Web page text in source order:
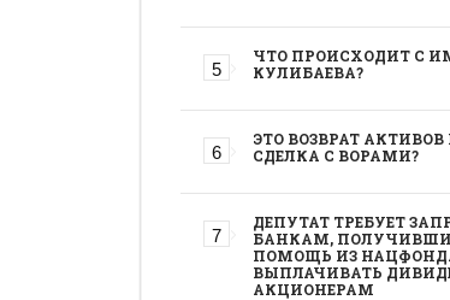
ЧТО ПРОИСХОДИТ С
КУЛИБАЕВА?
ЭТО ВОЗВРАТ
СДЕЛКА С ВОРАМИ?
ДЕПУТАТ ТРЕБУЕТ
БАНКАМ,
ПОМОЩЬ ИЗ
ВЫПЛАЧИВАТЬ
АКЦИОНЕРАМ